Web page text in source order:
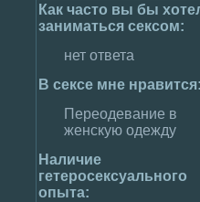
Как часто вы бы
занимaться сексом:
нет ответа
В сексе мне
Пеpeодевание в
женскyю одежду
Наличие
гетеpoсексуального
опыта: